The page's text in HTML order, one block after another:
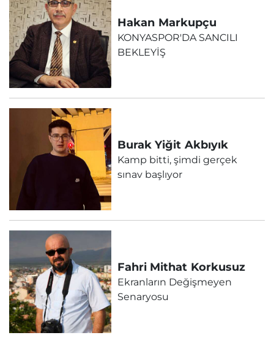
Hakan Markupçu
KONYASPOR'DA SANCILI
BEKLEYİŞ
Burak Yiğit Akbıyık
Kamp bitti, şimdi gerçek
sınav başlıyor
Fahri Mithat Korkusuz
Ekranların Değişmeyen
Senaryosu